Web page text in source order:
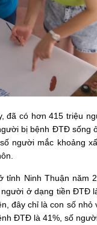
đã có hơn 415 triệu
bị bệnh ĐTĐ sống
người mắc khoảng
Ninh Thuận năm
ở dạng tiền ĐTĐ
đây chỉ là con số nhỏ
ĐTĐ là 41%, số